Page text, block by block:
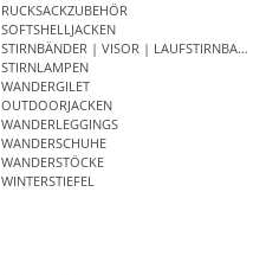
RUCKSACKZUBEHÖR
SOFTSHELLJACKEN
STIRNBÄNDER | VISOR | LAUFSTIRNBAND
STIRNLAMPEN
WANDERGILET
OUTDOORJACKEN
WANDERLEGGINGS
WANDERSCHUHE
WANDERSTÖCKE
WINTERSTIEFEL